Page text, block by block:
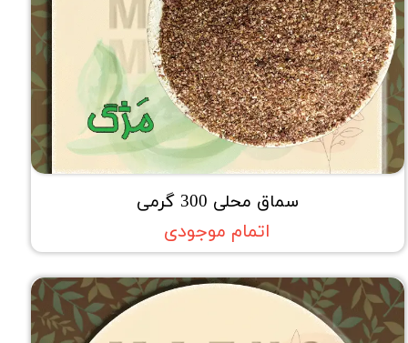
سماق محلی 300 گرمی
اتمام موجودی